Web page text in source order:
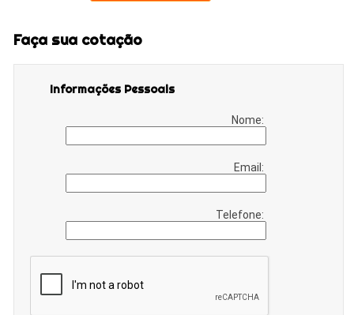
Faça sua cotação
Informações Pessoais
Nome:
Email:
Telefone: